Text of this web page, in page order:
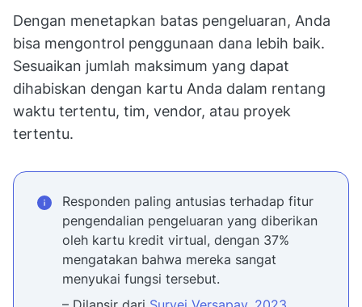
Dengan menetapkan batas pengeluaran, Anda
bisa mengontrol penggunaan dana lebih baik.
Sesuaikan jumlah maksimum yang dapat
dihabiskan dengan kartu Anda dalam rentang
waktu tertentu, tim, vendor, atau proyek
tertentu.
Responden paling antusias terhadap fitur
pengendalian pengeluaran yang diberikan
oleh kartu kredit virtual, dengan 37%
mengatakan bahwa mereka sangat
menyukai fungsi tersebut.